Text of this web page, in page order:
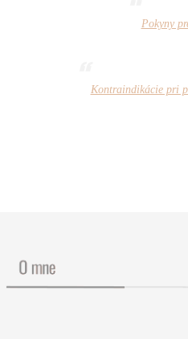
Pokyny
Kontraindikácie pri